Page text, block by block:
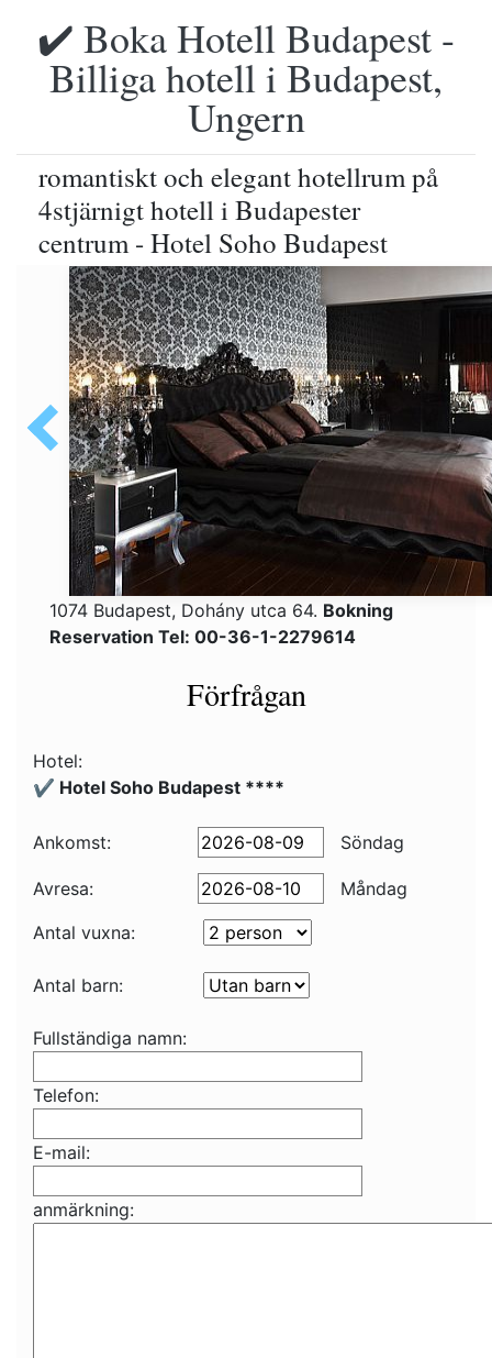
✔️ Boka Hotell Budapest -
Billiga hotell i Budapest,
Ungern
romantiskt och elegant hotellrum på
4stjärnigt hotell i Budapester
centrum - Hotel Soho Budapest
1074 Budapest, Dohány utca 64. Bokning
Reservation Tel: 00-36-1-2279614
Förfrågan
Hotel:
✔️ Hotel Soho Budapest ****
Ankomst: Söndag
Avresa:
Måndag
Antal vuxna:
Antal barn:
Fullständiga namn:
Telefon:
E-mail:
anmärkning: